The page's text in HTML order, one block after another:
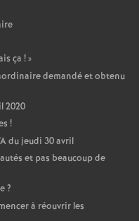
ça !»
demandé et obtenu
2020
!
du jeudi 30 avril
et pas beaucoup de
?
à réouvrir les